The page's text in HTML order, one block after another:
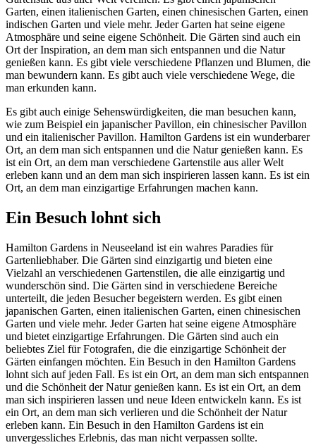
Garten, einen italienischen Garten, einen chinesischen Garten, einen
indischen Garten und viele mehr. Jeder Garten hat seine eigene
Atmosphäre und seine eigene Schönheit. Die Gärten sind auch ein
Ort der Inspiration, an dem man sich entspannen und die Natur
genießen kann. Es gibt viele verschiedene Pflanzen und Blumen, die
man bewundern kann. Es gibt auch viele verschiedene Wege, die
man erkunden kann.
Es gibt auch einige Sehenswürdigkeiten, die man besuchen kann,
wie zum Beispiel ein japanischer Pavillon, ein chinesischer Pavillon
und ein italienischer Pavillon. Hamilton Gardens ist ein wunderbarer
Ort, an dem man sich entspannen und die Natur genießen kann. Es
ist ein Ort, an dem man verschiedene Gartenstile aus aller Welt
erleben kann und an dem man sich inspirieren lassen kann. Es ist ein
Ort, an dem man einzigartige Erfahrungen machen kann.
Ein Besuch lohnt sich
Hamilton Gardens in Neuseeland ist ein wahres Paradies für
Gartenliebhaber. Die Gärten sind einzigartig und bieten eine
Vielzahl an verschiedenen Gartenstilen, die alle einzigartig und
wunderschön sind. Die Gärten sind in verschiedene Bereiche
unterteilt, die jeden Besucher begeistern werden. Es gibt einen
japanischen Garten, einen italienischen Garten, einen chinesischen
Garten und viele mehr. Jeder Garten hat seine eigene Atmosphäre
und bietet einzigartige Erfahrungen. Die Gärten sind auch ein
beliebtes Ziel für Fotografen, die die einzigartige Schönheit der
Gärten einfangen möchten. Ein Besuch in den Hamilton Gardens
lohnt sich auf jeden Fall. Es ist ein Ort, an dem man sich entspannen
und die Schönheit der Natur genießen kann. Es ist ein Ort, an dem
man sich inspirieren lassen und neue Ideen entwickeln kann. Es ist
ein Ort, an dem man sich verlieren und die Schönheit der Natur
erleben kann. Ein Besuch in den Hamilton Gardens ist ein
unvergessliches Erlebnis, das man nicht verpassen sollte.